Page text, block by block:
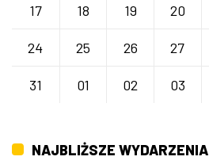
17 18 19 20
24 25 26 27
31 01 02 03
NAJBLIŻSZE WYDARZENIA